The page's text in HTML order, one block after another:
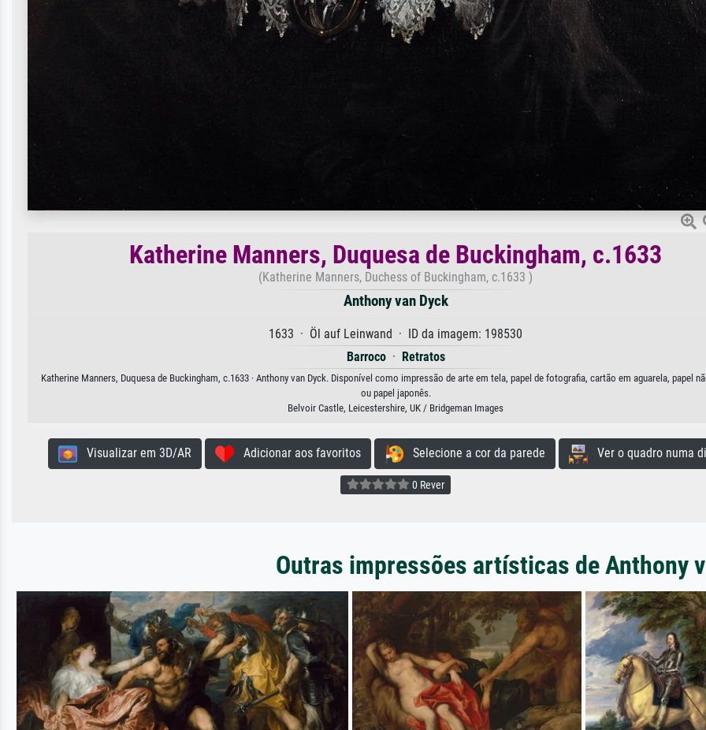
Katherine Manners, Duquesa de Buckingham, c.1633
(Katherine Manners, Duchess of Buckingham, c.1633 )
Anthony van Dyck
1633 · Öl auf Leinwand · ID da imagem: 198530
Barroco· Retratos
Katherine Manners, Duquesa de Buckingham, c.1633 · Anthony van Dyck. Disponível como impressão de arte em tela, papel de fotografia, cartão em aguarela, papel
ou papel japonês.
Belvoir Castle, Leicestershire, UK / Bridgeman Images
Visualizar em 3D/AR Adicionar aos favoritos Selecione a cor da parede Ver o quadro numa
0 Rever
Outras impressões artísticas de Anthony